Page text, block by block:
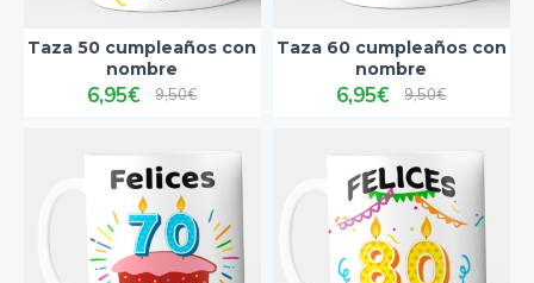
Taza 50 cumpleaños con
nombre
6,95€ 9,50€
Taza 60 cumpleaños con
nombre
6,95€ 9,50€